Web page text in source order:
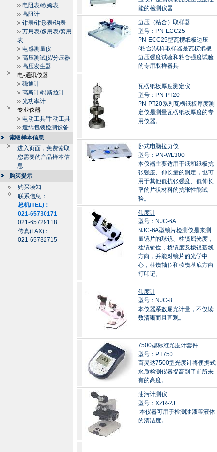
电阻表/欧姆表
高阻计
钳表/钳形表/钩表
万用表/多用表/繁用
表
电感测量仪
高压测试仪/分压器
高压发生器
电-通讯仪器
磁通计
高斯计/特斯拉计
光功率计
专业仪器
电动工具/手动工具
造纸包装检测设备
索取样本信息
进入页面，免费索取
您需要的产品样本信
息
购买提示
购买须知
联系信息：
总机(TEL)：
021-65730171
021-65729118
传真(FAX)：
021-65732715
能的检测仪器
边压（粘合）取样器
型号：PN-ECC25
PN-ECC25型瓦楞纸板边压
(粘合)试样取样器是瓦楞纸板
边压强度试验和粘合强度试验
的专用取样器具
瓦楞纸板厚度测定仪
型号：PN-PT20
PN-PT20系列瓦楞纸板厚度测
定仪是测量瓦楞纸板厚度的专
用仪器。
卧式电脑拉力仪
型号：PN-WL300
本仪器主要适用于纸和纸板抗
张强度、伸长量的测定，也可
用于其他低抗张强度、低伸长
率的片状材料的抗张性能试
验。
焦度计
型号：NJC-6A
NJC-6A型镜片检测仪是来测
量镜片的球镜、柱镜屈光度，
柱镜轴位，棱镜度及棱镜基线
方向，并能对镜片的光学中
心，柱镜轴位和棱镜基底方向
打印记。
焦度计
型号：NJC-8
本仪器系数屈光计量，不仅读
数清晰而且直观。
7500型标准光度计套件
型号：PT750
百灵达7500型光度计将便携式
水质检测仪器提高到了前所未
有的高度。
油污计测仪
型号：XZR-2J
本仪器可用于检测油液等液体
的清洁度。